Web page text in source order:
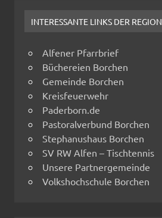
INTERESSANTE LINKS DER REGION
Alfener Pfarrbrief
Büchereien Borchen
Gemeinde Borchen
Kreisfeuerwehr
Paderborn.de
Pastoralverbund Borchen
Stephanushaus Borchen
SV RW Alfen – Tischtennis
Unsere Partnergemeinde
Volkshochschule Borchen